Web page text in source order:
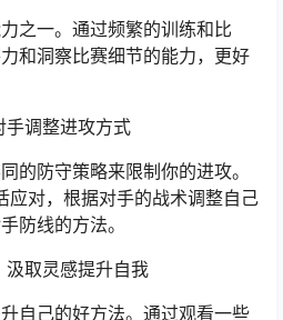
之一。通过频繁的训练和比
和洞察比赛细节的能力，更好
手调整进攻方式
的防守策略来限制你的进攻。
应对，根据对手的战术调整自己
防线的方法。
汲取灵感提升自我
自己的好方法。通过观看一些